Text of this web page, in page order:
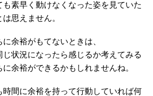
も素早く動けなくなった姿を見ていた
思えません。
余裕がもてないときは、
状況になったら感じるか考えてみる
余裕ができるかもしれませんね。
時間に余裕を持って行動していれば何